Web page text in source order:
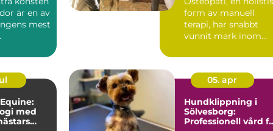
är en av
mest
form av manuell
terapi, har snabbt
vunnit mark inom
med
05. apr
Hundklippning i
Sölvesborg:
Professionell vård